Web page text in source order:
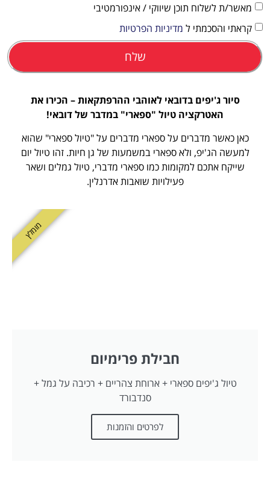
מאשר/ת לשלוח תוכן שיווקי / אינפורמטיבי
קראתי והסכמתי ל מדיניות הפרטיות
שלח
סיור ג'יפים בדובאי לאוהבי ההרפתקאות – הכירו את
האטרקציה טיול "ספארי" במדבר של דובאי!
כאן כאשר מדברים על ספארי מדברים על "טיול ספארי" שהוא
למעשה הג'יפ, ולא ספארי במשמעות של גן חיות. זהו טיול יום
שייקח אתכם למקומות כמו ספארי מדברי, טיול גמלים ושאר
פעילויות שואבות אדרנלין.
חבילת פרימיום
טיול ג'יפים ספארי + ארוחת צהריים + רכיבה על גמל +
סנדבורד
לפרטים והזמנות
מומלץ